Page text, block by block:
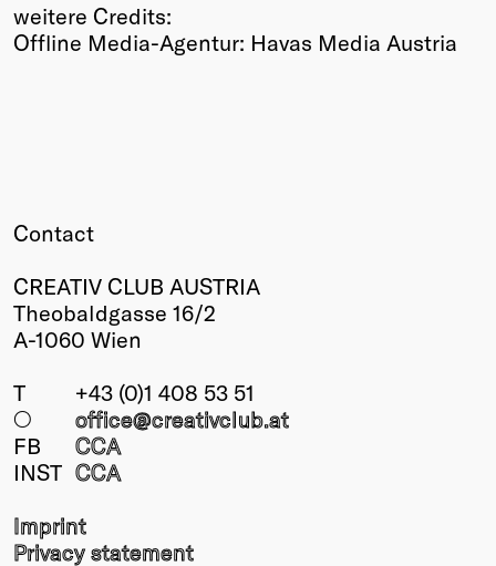
weitere Credits:
Offline Media-Agentur: Havas Media Austria
Contact
CREATIV CLUB AUSTRIA
Theobaldgasse 16/2
A-1060 Wien
T
+43 (0)1 408 53 51
○
office@creativclub.at
FB
CCA
INST CCA
Imprint
Privacy statement